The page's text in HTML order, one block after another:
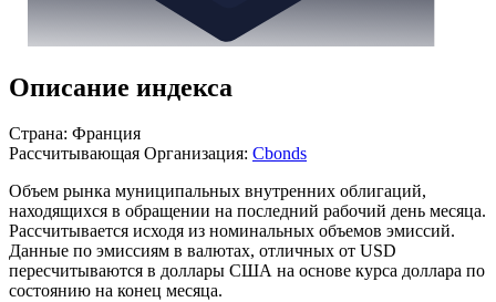
Описание индекса
Страна: Франция
Рассчитывающая Организация: Cbonds
Объем рынка муниципальных внутренних облигаций,
находящихся в обращении на последний рабочий день месяца.
Рассчитывается исходя из номинальных объемов эмиссий.
Данные по эмиссиям в валютах, отличных от USD
пересчитываются в доллары США на основе курса доллара по
состоянию на конец месяца.